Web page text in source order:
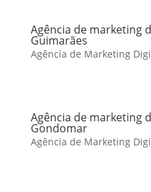
Agência de marketing
Guimarães
Agência de Marketing
Agência de marketing
Gondomar
Agência de Marketing